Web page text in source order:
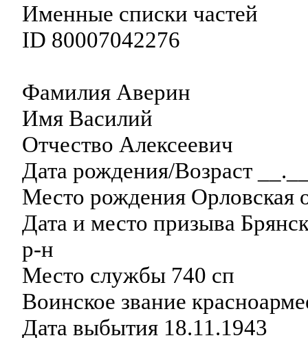
Именные списки частей
ID 80007042276
Фамилия Аверин
Имя Василий
Отчество Алексеевич
Дата рождения/Возраст
Место рождения Орловская
Дата и место призыва
р-н
Место службы 740 сп
Воинское звание
Дата выбытия 18.11.1943